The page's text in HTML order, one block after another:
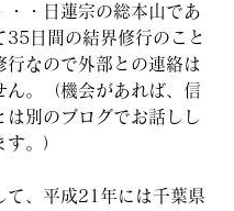
・日蓮宗の総本山であ
35日間の結界修行のこと
行なので外部との連絡は
ん。（機会があれば、信
は別のブログでお話しし
。）
て、平成21年には千葉県